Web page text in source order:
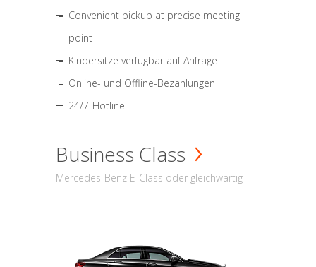
Convenient pickup at precise meeting
point
Kindersitze verfügbar auf Anfrage
Online- und Offline-Bezahlungen
24/7-Hotline
Business Class
Mercedes-Benz E-Class oder gleichwärtig